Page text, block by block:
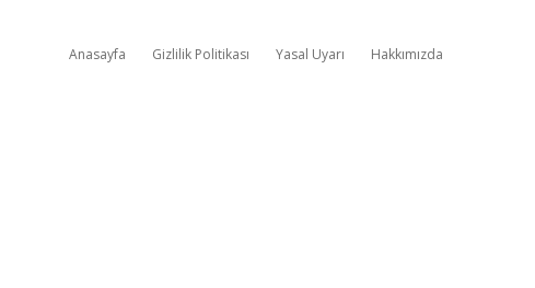
Anasayfa Gizlilik Politikası Yasal Uyarı Hakkımızda